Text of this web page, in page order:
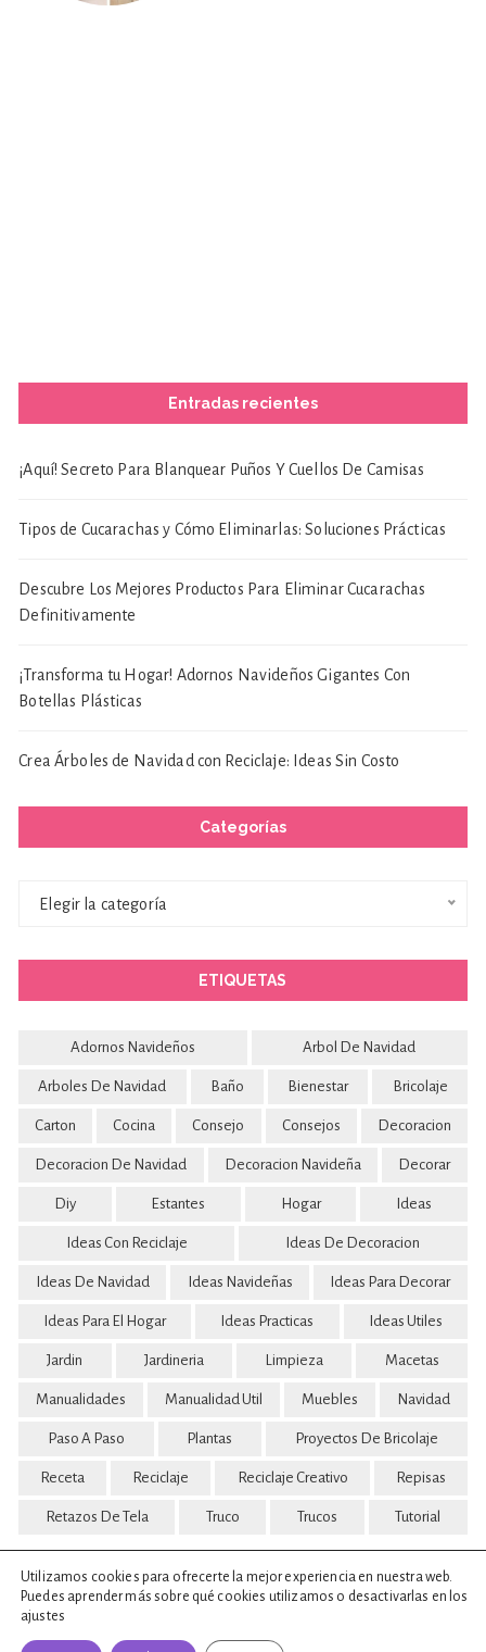
Entradas recientes
¡Aquí! Secreto Para Blanquear Puños Y Cuellos De Camisas
Tipos de Cucarachas y Cómo Eliminarlas: Soluciones Prácticas
Descubre Los Mejores Productos Para Eliminar Cucarachas
Definitivamente
¡Transforma tu Hogar! Adornos Navideños Gigantes Con
Botellas Plásticas
Crea Árboles de Navidad con Reciclaje: Ideas Sin Costo
Categorías
Elegir la categoría
ETIQUETAS
Adornos Navideños Arbol De Navidad
Arboles De Navidad Baño Bienestar Bricolaje
Carton Cocina Consejo Consejos Decoracion
Decoracion De Navidad Decoracion Navideña Decorar
Diy Estantes Hogar Ideas
Ideas Con Reciclaje Ideas De Decoracion
Ideas De Navidad Ideas Navideñas Ideas Para Decorar
Ideas Para El Hogar Ideas Practicas Ideas Utiles
Jardin Jardineria Limpieza Macetas
Manualidades Manualidad Util Muebles Navidad
Paso A Paso Plantas Proyectos De Bricolaje
Receta Reciclaje Reciclaje Creativo Repisas
Retazos De Tela Truco Trucos Tutorial
Utilizamos cookies para ofrecerte la mejor experiencia en nuestra web.
Puedes aprender más sobre qué cookies utilizamos o desactivarlas en los
ajustes